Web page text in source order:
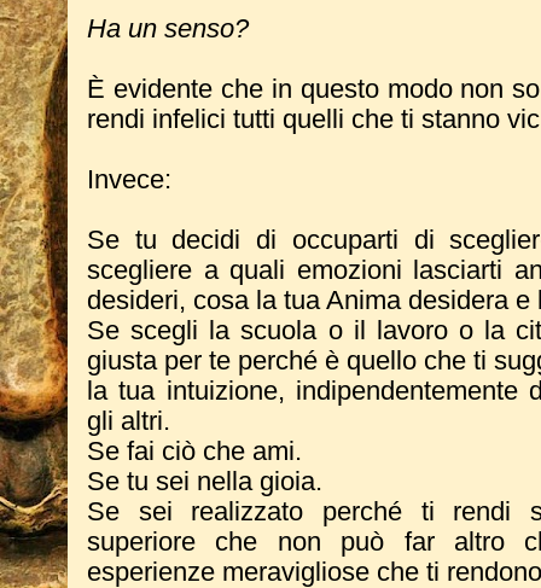
Ha un senso?
È evidente che in questo modo non
rendi infelici tutti quelli che ti stanno
Invece:
Se tu decidi di occuparti di
scegliere a quali emozioni lasciarti
desideri, cosa la tua Anima desidera e
Se scegli la scuola o il lavoro o la
giusta per te perché è quello che ti
la tua intuizione, indipendentemente
gli altri.
Se fai ciò che ami.
Se tu sei nella gioia.
Se sei realizzato perché ti rendi
superiore che non può far altro
esperienze meravigliose che ti